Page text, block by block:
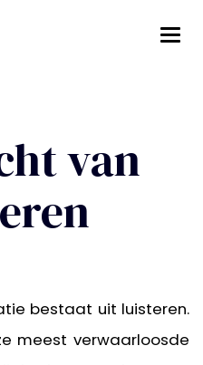
van
bestaat uit luisteren.
meest verwaarloosde